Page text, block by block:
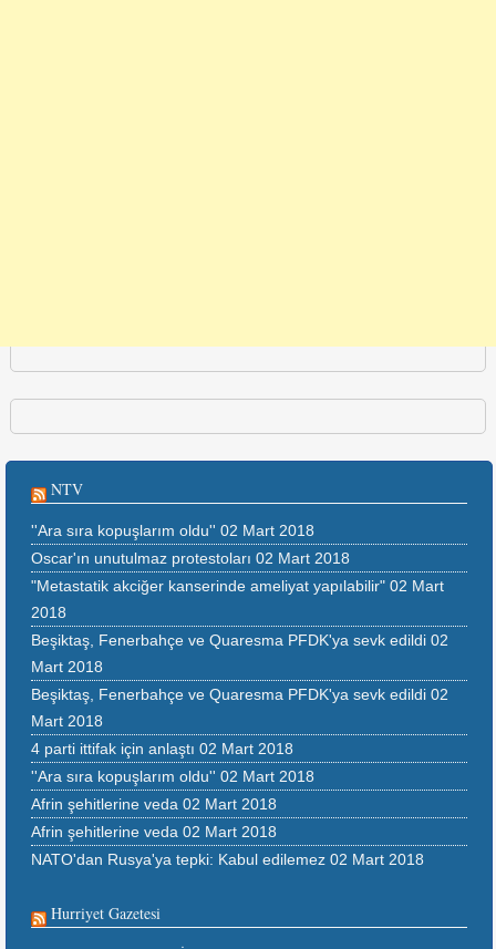
NTV
''Ara sıra kopuşlarım oldu'' 02 Mart 2018
Oscar'ın unutulmaz protestoları 02 Mart 2018
"Metastatik akciğer kanserinde ameliyat yapılabilir" 02 Mart
2018
Beşiktaş, Fenerbahçe ve Quaresma PFDK'ya sevk edildi 02
Mart 2018
Beşiktaş, Fenerbahçe ve Quaresma PFDK'ya sevk edildi 02
Mart 2018
4 parti ittifak için anlaştı 02 Mart 2018
''Ara sıra kopuşlarım oldu'' 02 Mart 2018
Afrin şehitlerine veda 02 Mart 2018
Afrin şehitlerine veda 02 Mart 2018
NATO'dan Rusya'ya tepki: Kabul edilemez 02 Mart 2018
Hurriyet Gazetesi